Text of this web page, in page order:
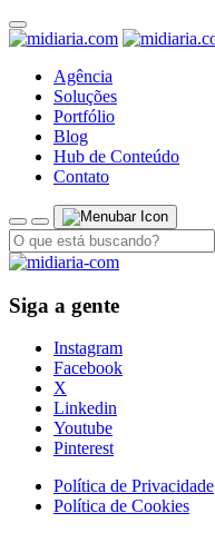
Agência
Soluções
Portfólio
Blog
Hub de Conteúdo
Contato
Siga a gente
Instagram
Facebook
X
Linkedin
Youtube
Pinterest
Política de Privacidade
Política de Cookies